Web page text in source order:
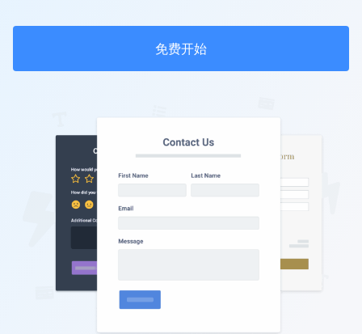
免费开始